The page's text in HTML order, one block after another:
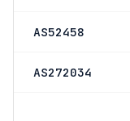
AS52458
AS272034